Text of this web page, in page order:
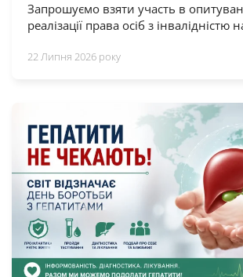
Запрошуємо взяти участь в
реалізації права осіб з інвалідністю
22 Липня 2026 року